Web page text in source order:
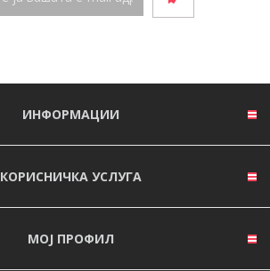
ИНФОРМАЦИИ
КОРИСНИЧКА УСЛУГА
МОЈ ПРОФИЛ